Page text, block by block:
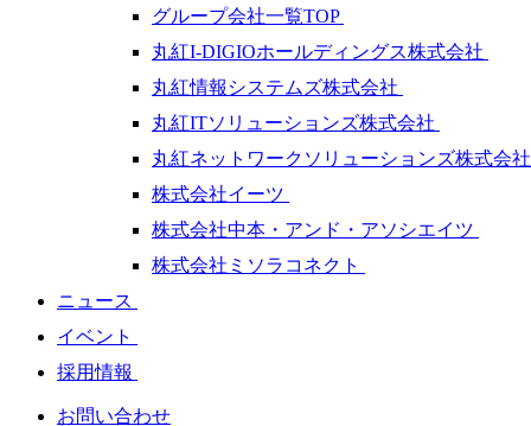
グループ会社一覧TOP
丸紅I-DIGIOホールディングス株式会社
丸紅情報システムズ株式会社
丸紅ITソリューションズ株式会社
丸紅ネットワークソリューションズ株式会社
株式会社イーツ
株式会社中本・アンド・アソシエイツ
株式会社ミソラコネクト
ニュース
イベント
採用情報
お問い合わせ